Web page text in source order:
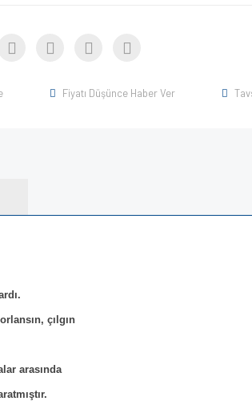
Fiyatı Düşünce Haber Ver
çılgın
arasında